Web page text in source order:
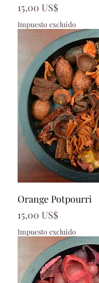
Precio
15,00 US$
Impuesto excluido
Orange Potpourri
Precio
15,00 US$
Impuesto excluido